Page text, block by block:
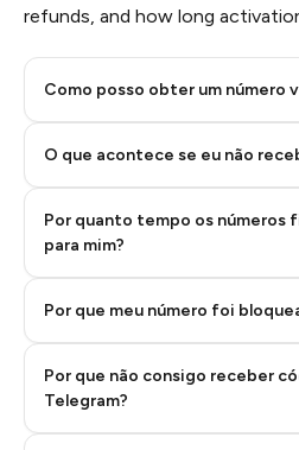
refunds, and how long
Como posso obter um número
O que acontece se eu não
Por quanto tempo os números
para mim?
Por que meu número foi
Por que não consigo receber
Telegram?
Step 2: Buy Stars in Telegram